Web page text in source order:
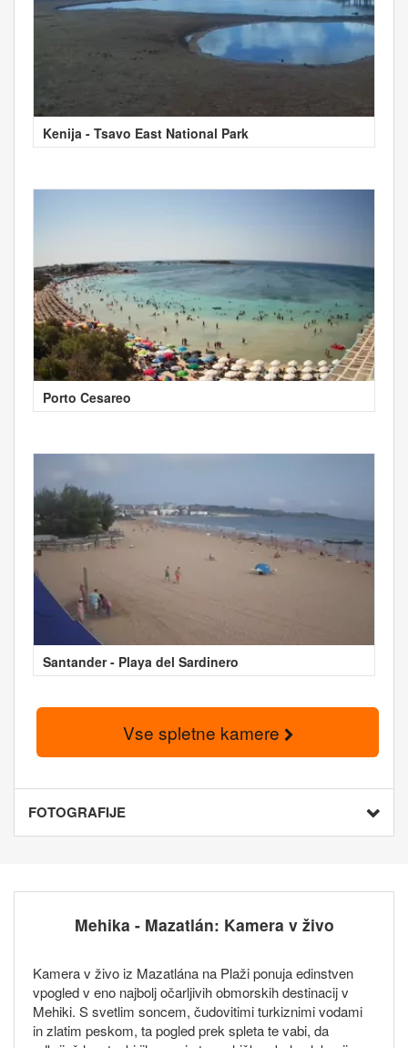
Kenija - Tsavo East National Park
Porto Cesareo
Santander - Playa del Sardinero
Vse spletne kamere
FOTOGRAFIJE
Mehika - Mazatlán: Kamera v živo
Kamera v živo iz Mazatlána na Plaži ponuja edinstven
vpogled v eno najbolj očarljivih obmorskih destinacij v
Mehiki. S svetlim soncem, čudovitimi turkiznimi vodami
in zlatim peskom, ta pogled prek spleta te vabi, da